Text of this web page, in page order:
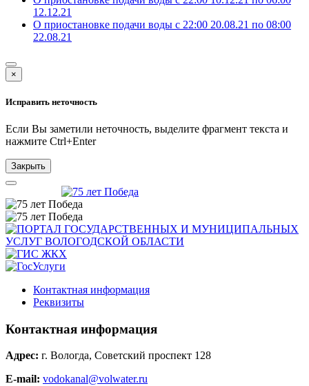
12.12.21
О приостановке подачи воды с 22:00 20.08.21 по 08:00
22.08.21
×
Исправить неточность
Если Вы заметили неточность, выделите фрагмент текста и
нажмите Ctrl+Enter
Закрыть
Контактная информация
Реквизиты
Контактная информация
Адрес: г. Вологда, Советский проспект 128
E-mail: vodokanal@volwater.ru